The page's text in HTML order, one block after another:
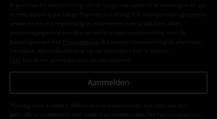
Ik geef hierbij toestemming om de Large-nieuwsbrief te ontvangen en ga
ermee akkoord dat Large Popmerchandising B.V. mijn persoonsgegevens
verwerkt om mij regelmatig te informeren over producten. Mijn
persoonsgegevens worden verwerkt in overeenstemming met de
bepalingen van het
Privacybeleid . Ik kan mijn toestemming te allen tijde
intrekken, bijvoorbeeld door op de ‘afmelden’-link te klikken.
Hier kan ik me afmelden voor de nieuwsbrief.
Aanmelden
*Geldig voor 4 weken. Alleen online inwisselbaar. Kan niet worden
gebruikt in combinatie met andere promotiecodes. Na het invoeren van